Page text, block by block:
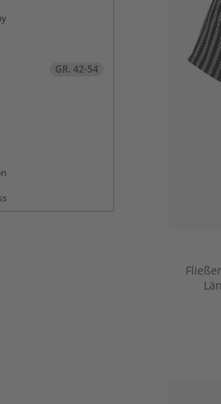
GR. 42-54